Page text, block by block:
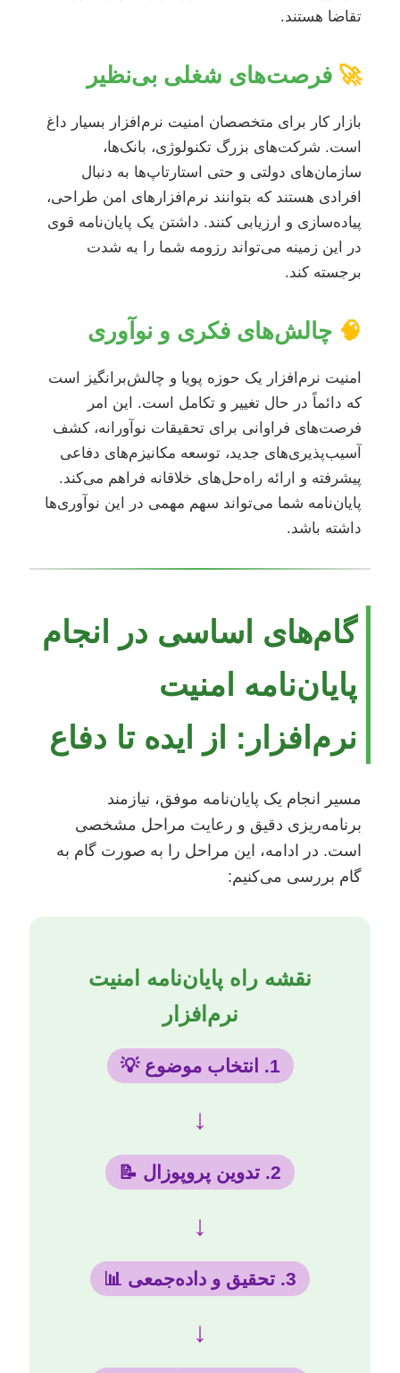
تقاضا هستند.
🚀 فرصت‌های شغلی بی‌نظیر
بازار کار برای متخصصان امنیت نرم‌افزار بسیار داغ
است. شرکت‌های بزرگ تکنولوژی، بانک‌ها،
سازمان‌های دولتی و حتی استارتاپ‌ها به دنبال
افرادی هستند که بتوانند نرم‌افزارهای امن طراحی،
پیاده‌سازی و ارزیابی کنند. داشتن یک پایان‌نامه قوی
در این زمینه می‌تواند رزومه شما را به شدت
برجسته کند.
🧠 چالش‌های فکری و نوآوری
امنیت نرم‌افزار یک حوزه پویا و چالش‌برانگیز است
که دائماً در حال تغییر و تکامل است. این امر
فرصت‌های فراوانی برای تحقیقات نوآورانه، کشف
آسیب‌پذیری‌های جدید، توسعه مکانیزم‌های دفاعی
پیشرفته و ارائه راه‌حل‌های خلاقانه فراهم می‌کند.
پایان‌نامه شما می‌تواند سهم مهمی در این نوآوری‌ها
داشته باشد.
گام‌های اساسی در انجام
پایان‌نامه امنیت
نرم‌افزار: از ایده تا دفاع
مسیر انجام یک پایان‌نامه موفق، نیازمند
برنامه‌ریزی دقیق و رعایت مراحل مشخصی
است. در ادامه، این مراحل را به صورت گام به
گام بررسی می‌کنیم:
نقشه راه پایان‌نامه امنیت
نرم‌افزار
1. انتخاب موضوع 💡
↓
2. تدوین پروپوزال 📝
↓
3. تحقیق و داده‌جمعی 📊
↓